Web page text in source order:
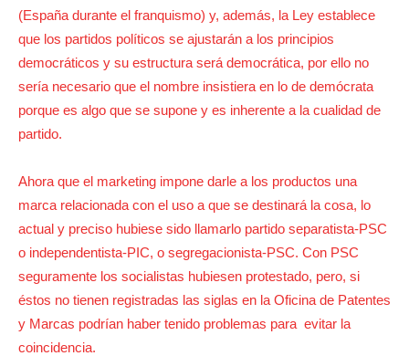
(España durante el franquismo) y, además, la Ley establece
que los partidos políticos se ajustarán a los principios
democráticos y su estructura será democrática, por ello no
sería necesario que el nombre insistiera en lo de demócrata
porque es algo que se supone y es inherente a la cualidad de
partido.
Ahora que el marketing impone darle a los productos una
marca relacionada con el uso a que se destinará la cosa, lo
actual y preciso hubiese sido llamarlo partido separatista-PSC
o independentista-PIC, o segregacionista-PSC. Con PSC
seguramente los socialistas hubiesen protestado, pero, si
éstos no tienen registradas las siglas en la Oficina de Patentes
y Marcas podrían haber tenido problemas para evitar la
coincidencia.